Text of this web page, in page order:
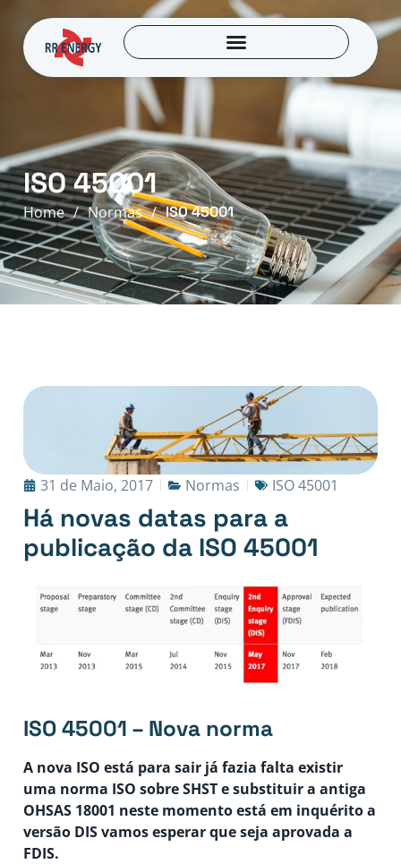
ISO 45001
Home / Normas / ISO 45001
31 de Maio, 2017 Normas ISO 45001
Há novas datas para a
publicação da ISO 45001
ISO 45001 – Nova norma
A nova ISO está para sair já fazia falta existir
uma norma ISO sobre SHST e substituir a antiga
OHSAS 18001 neste momento está em inquérito a
versão DIS vamos esperar que seja aprovada a
FDIS.